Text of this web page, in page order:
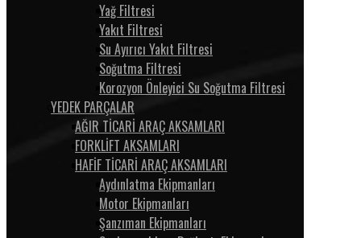
Yağ Filtresi
Yakıt Filtresi
Su Ayırıcı Yakıt Filtresi
Soğutma Filtresi
Korozyon Önleyici Su Soğutma Filtresi
YEDEK PARÇALAR
AĞIR TİCARİ ARAÇ AKSAMLARI
FORKLİFT AKSAMLARI
HAFİF TİCARİ ARAÇ AKSAMLARI
Aydınlatma Ekipmanları
Motor Ekipmanları
Şanzıman Ekipmanları